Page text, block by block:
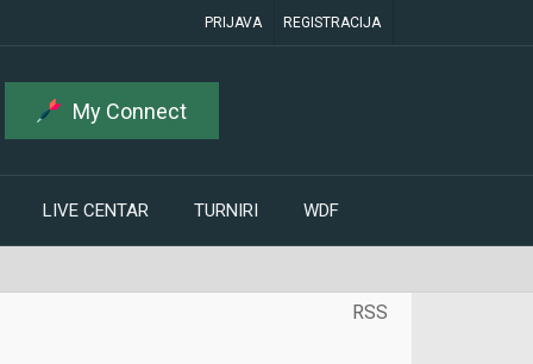
PRIJAVA REGISTRACIJA
My Connect
LIVE CENTAR TURNIRI WDF
RSS